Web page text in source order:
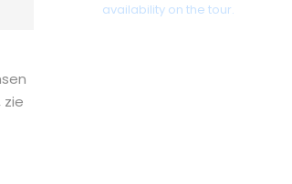
availability on the tour.